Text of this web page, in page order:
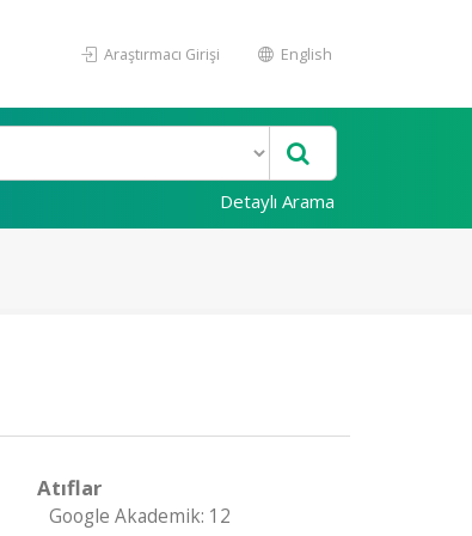
Araştırmacı Girişi English
Detaylı Arama
Atıflar
Google Akademik: 12